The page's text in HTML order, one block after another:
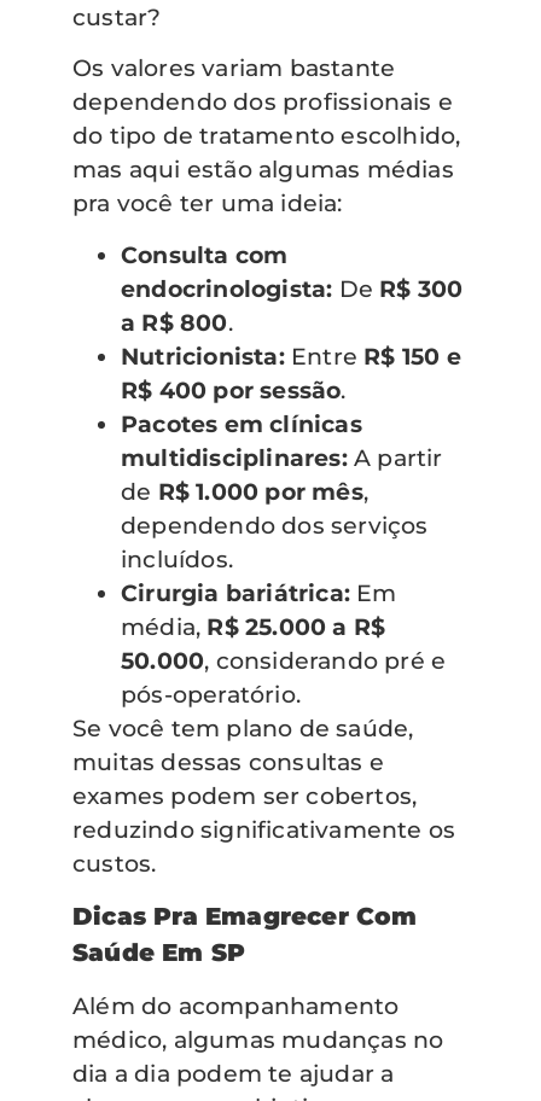
custar?
Os valores variam bastante
dependendo dos profissionais e
do tipo de tratamento escolhido,
mas aqui estão algumas médias
pra você ter uma ideia:
Consulta com
endocrinologista: De R$ 300
a R$ 800.
Nutricionista:Entre R$ 150 e
R$ 400 por sessão.
Pacotes em clínicas
multidisciplinares:A partir
de R$ 1.000 por mês,
dependendo dos serviços
incluídos.
Cirurgia bariátrica: Em
média, R$ 25.000 a R$
50.000, considerando pré e
pós-operatório.
Se você tem plano de saúde,
muitas dessas consultas e
exames podem ser cobertos,
reduzindo significativamente os
custos.
Dicas Pra Emagrecer Com
Saúde Em SP
Além do acompanhamento
médico, algumas mudanças no
dia a dia podem te ajudar a